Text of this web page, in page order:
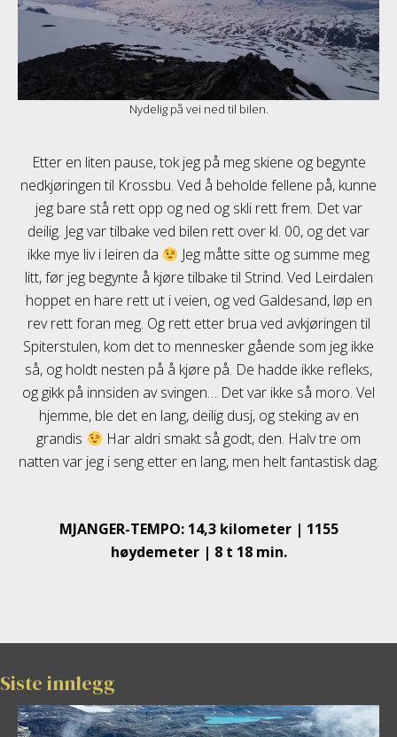
Nydelig på vei ned til bilen.
Etter en liten pause, tok jeg på meg skiene og begynte
nedkjøringen til Krossbu. Ved å beholde fellene på, kunne
jeg bare stå rett opp og ned og skli rett frem. Det var
deilig. Jeg var tilbake ved bilen rett over kl. 00, og det var
ikke mye liv i leiren da
Jeg måtte sitte og summe meg
litt, før jeg begynte å kjøre tilbake til Strind. Ved Leirdalen
hoppet en hare rett ut i veien, og ved Galdesand, løp en
rev rett foran meg. Og rett etter brua ved avkjøringen til
Spiterstulen, kom det to mennesker gående som jeg ikke
så, og holdt nesten på å kjøre på. De hadde ikke refleks,
og gikk på innsiden av svingen… Det var ikke så moro. Vel
hjemme, ble det en lang, deilig dusj, og steking av en
grandis
Har aldri smakt så godt, den. Halv tre om
natten var jeg i seng etter en lang, men helt fantastisk dag.
MJANGER-TEMPO: 14,3 kilometer | 1155
høydemeter | 8 t 18 min.
Siste innlegg